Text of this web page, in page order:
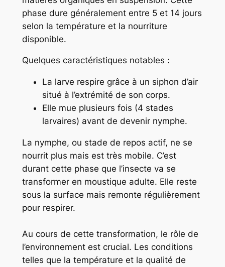
phase dure généralement entre 5 et 14 jours
selon la température et la nourriture
disponible.
Quelques caractéristiques notables :
La larve respire grâce à un siphon d’air
situé à l’extrémité de son corps.
Elle mue plusieurs fois (4 stades
larvaires) avant de devenir nymphe.
La nymphe, ou stade de repos actif, ne se
nourrit plus mais est très mobile. C’est
durant cette phase que l’insecte va se
transformer en moustique adulte. Elle reste
sous la surface mais remonte régulièrement
pour respirer.
Au cours de cette transformation, le rôle de
l’environnement est crucial. Les conditions
telles que la température et la qualité de